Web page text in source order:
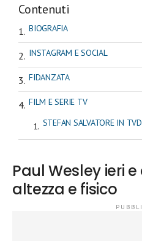
Contenuti
BIOGRAFIA
INSTAGRAM E SOCIAL
FIDANZATA
FILM E SERIE TV
STEFAN SALVATORE IN TVD
Paul Wesley ieri
altezza e fisico